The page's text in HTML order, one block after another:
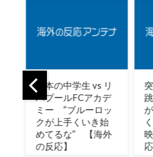
学生 vs リ
FCアカデ
ルーロッ
くいき始
” 【海外
突進してきた牛を
跳び越えたら、牛
が固まって動かな
くなった闘牛場の
映像【海外の反